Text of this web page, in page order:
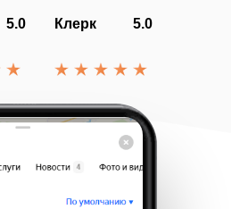
5.0 Клерк 5.0